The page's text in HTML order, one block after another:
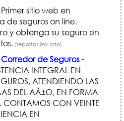
sitio web en
de seguros on line.
y obtenga su seguro en
[reportar link roto]
de Seguros-
INTEGRAL EN
ATENDIENDO LAS
DEL AÃ±O, EN FORMA
CONTAMOS CON VEINTE
EN